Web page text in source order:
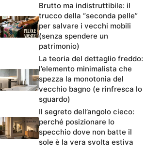
Brutto ma indistruttibile: il
trucco della “seconda pelle”
per salvare i vecchi mobili
(senza spendere un
patrimonio)
La teoria del dettaglio freddo:
l’elemento minimalista che
spezza la monotonia del
vecchio bagno (e rinfresca lo
sguardo)
Il segreto dell’angolo cieco:
perché posizionare lo
specchio dove non batte il
sole è la vera svolta estiva